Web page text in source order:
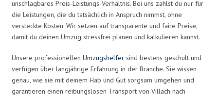
unschlagbares Preis-Leistungs-Verhältnis. Bei uns zahlst du nur für
die Leistungen, die du tatsächlich in Anspruch nimmst, ohne
versteckte Kosten. Wir setzen auf transparente und faire Preise,
damit du deinen Umzug stressfrei planen und kalkulieren kannst.
Unsere professionellen Umzugshelfer sind bestens geschult und
verfügen über langjährige Erfahrung in der Branche. Sie wissen
genau, wie sie mit deinem Hab und Gut sorgsam umgehen und
garantieren einen reibungslosen Transport von Villach nach